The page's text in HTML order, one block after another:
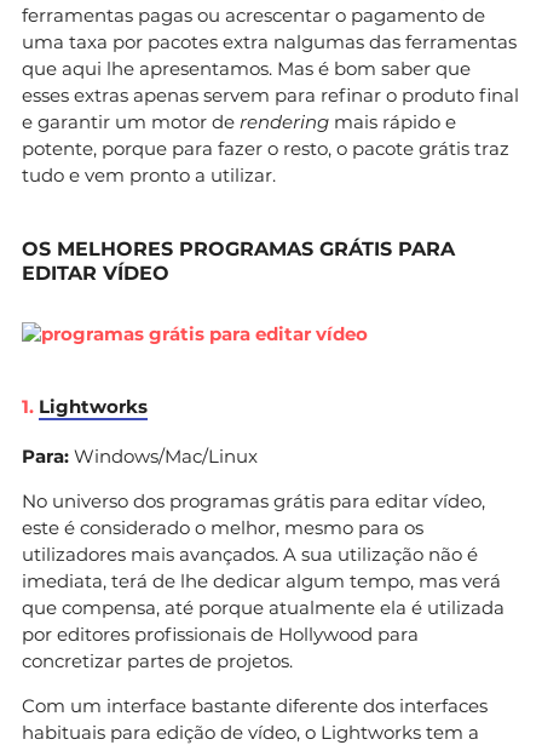
ferramentas pagas ou acrescentar o pagamento de
uma taxa por pacotes extra nalgumas das ferramentas
que aqui lhe apresentamos. Mas é bom saber que
esses extras apenas servem para refinar o produto final
e garantir um motor de rendering mais rápido e
potente, porque para fazer o resto, o pacote grátis traz
tudo e vem pronto a utilizar.
OS MELHORES PROGRAMAS GRÁTIS PARA
EDITAR VÍDEO
1. Lightworks
Para: Windows/Mac/Linux
No universo dos programas grátis para editar vídeo,
este é considerado o melhor, mesmo para os
utilizadores mais avançados. A sua utilização não é
imediata, terá de lhe dedicar algum tempo, mas verá
que compensa, até porque atualmente ela é utilizada
por editores profissionais de Hollywood para
concretizar partes de projetos.
Com um interface bastante diferente dos interfaces
habituais para edição de vídeo, o Lightworks tem a